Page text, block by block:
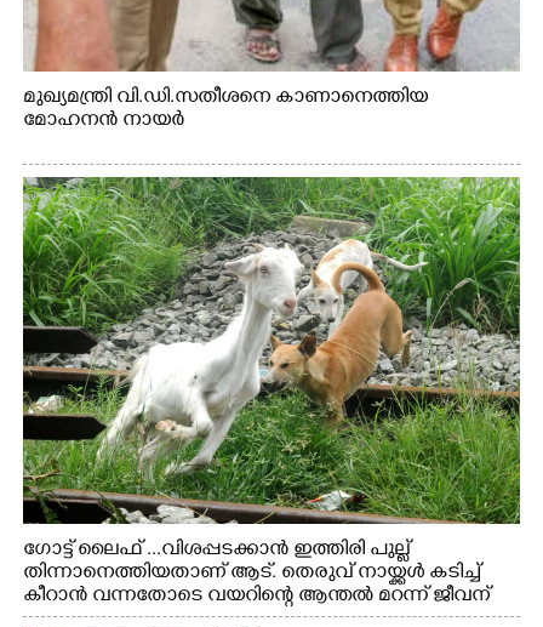
മുഖ്യമന്ത്രി വി.ഡി.സതീശനെ കാണാനെത്തിയ
മോഹനൻ നായർ
ഗോട്ട് ലൈഫ് ...വിശപ്പടക്കാൻ ഇത്തിരി പുല്ല്
തിന്നാനെത്തിയതാണ് ആട്. തെരുവ് നായ്ക്കൾ കടിച്ച്
കീറാൻ വന്നതോടെ വയറിന്റെ ആന്തൽ മറന്ന് ജീവന്
വേണ്ടിയായി ഓട്ടം. എറണാകുളം വാത്തുരുത്തിയിൽ